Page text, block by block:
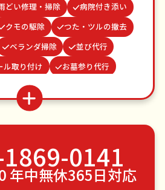
どい修理・掃除
病院付き添い
クモの駆除
つた・ツルの撤去
ベランダ掃除
並び代行
ル取り付け
お墓参り代行
買い物代行
波板張替え
蜂の巣駆除
不用品回収
ゴミ屋敷片付け
家具の移動
植木の伐採
手すり取り付け
エアコンクリーニング
0141
年中無休365日対応